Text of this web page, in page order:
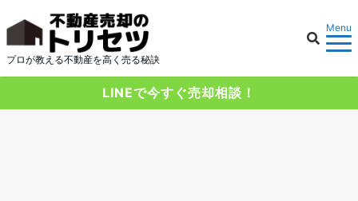
プロが教える不動産を高く売る秘訣
Menu
LINEで今すぐ売却相談！